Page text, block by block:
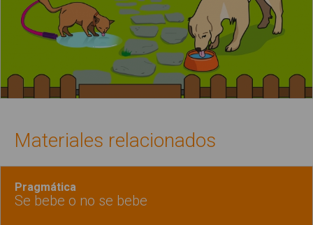
Materiales relacionados
Pragmática
Se bebe o no se bebe